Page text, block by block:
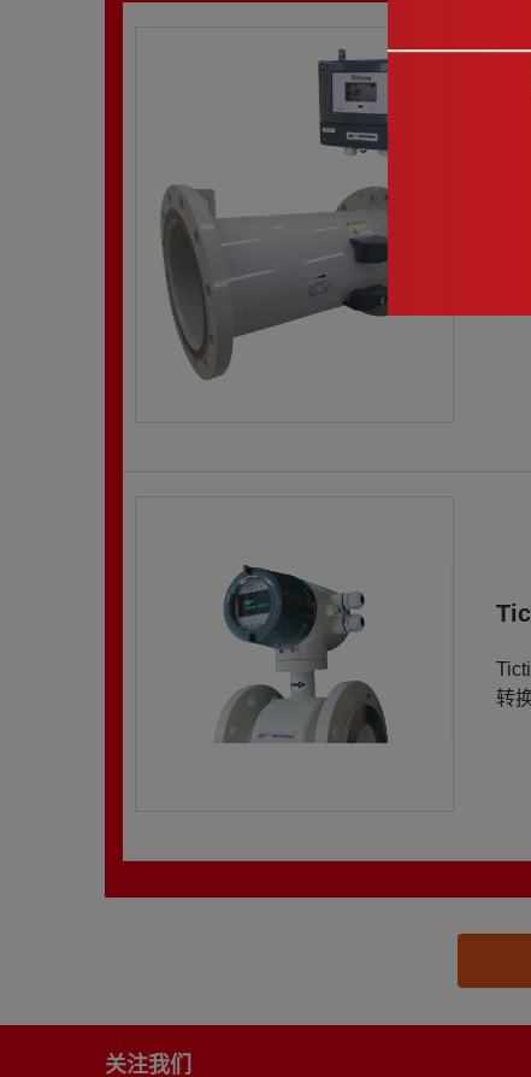
电
转
关注我们